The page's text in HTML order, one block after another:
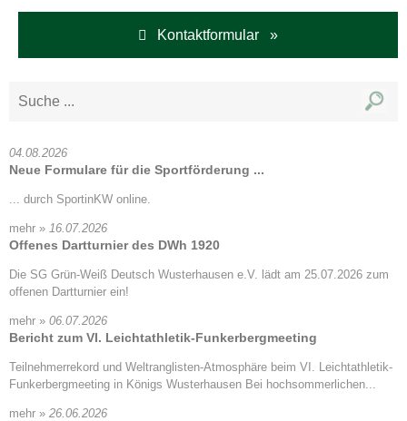
Kontaktformular »
04.08.2026
Neue Formulare für die Sportförderung ...
... durch SportinKW online.
mehr » 16.07.2026
Offenes Dartturnier des DWh 1920
Die SG Grün-Weiß Deutsch Wusterhausen e.V. lädt am 25.07.2026 zum
offenen Dartturnier ein!
mehr » 06.07.2026
Bericht zum VI. Leichtathletik-Funkerbergmeeting
Teilnehmerrekord und Weltranglisten-Atmosphäre beim VI. Leichtathletik-
Funkerbergmeeting in Königs Wusterhausen Bei hochsommerlichen...
mehr » 26.06.2026